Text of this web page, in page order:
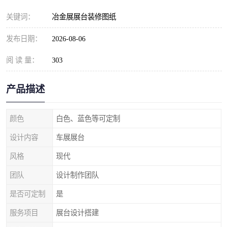
关键词： 冶金展展台装修图纸
发布日期： 2026-08-06
阅 读 量： 303
产品描述
颜色 白色、蓝色等可定制
设计内容 车展展台
风格 现代
团队 设计制作团队
是否可定制 是
服务项目 展台设计搭建